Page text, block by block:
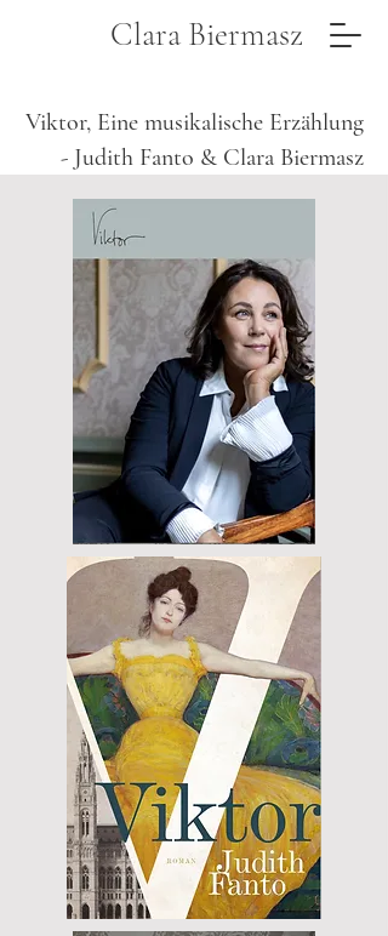
Clara Biermasz
Viktor, Eine musikalische Erzählung
- Judith Fanto & Clara Biermasz